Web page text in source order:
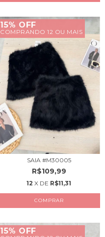
15% OFF
COMPRANDO 12 OU MAIS
SAIA #M30005
R$109,99
12 X DE R$11,31
COMPRAR
15% OFF